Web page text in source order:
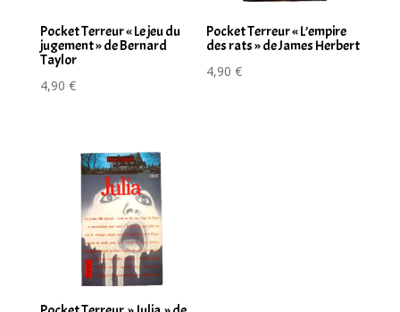
Pocket Terreur « Le jeu du
jugement » de Bernard
Taylor
4,90 €
Pocket Terreur « L’empire
des rats » de James Herbert
4,90€